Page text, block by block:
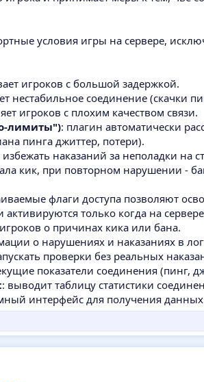
условия игры на сервере,
игроков с большой задержкой.
нестабильное соединение (скачки
игроков с плохим качеством связи.
лимиты"): плагин автоматически
пинга джиттер, потери).
наказаний за неполадки на
кик, при повторном нарушении -
флаги доступа позволяют
активируются только когда на
о причинах кика или бана.
о нарушениях и наказаниях в
проверки без реальных
показатели соединения (пинг,
: выводит таблицу статистики
интерфейс для получения